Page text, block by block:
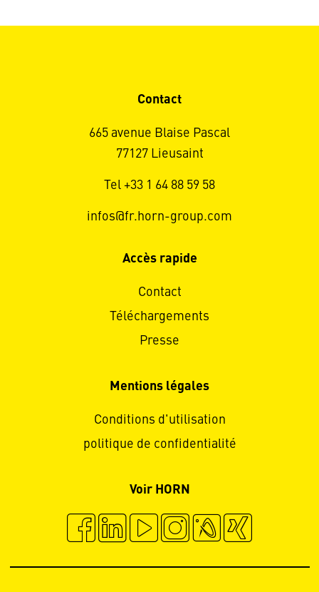
Contact
665 avenue Blaise Pascal
77127 Lieusaint
Tel +33 1 64 88 59 58
infos@fr.horn-group.com
Accès rapide
Contact
Téléchargements
Presse
Mentions légales
Conditions d'utilisation
politique de confidentialité
Voir HORN